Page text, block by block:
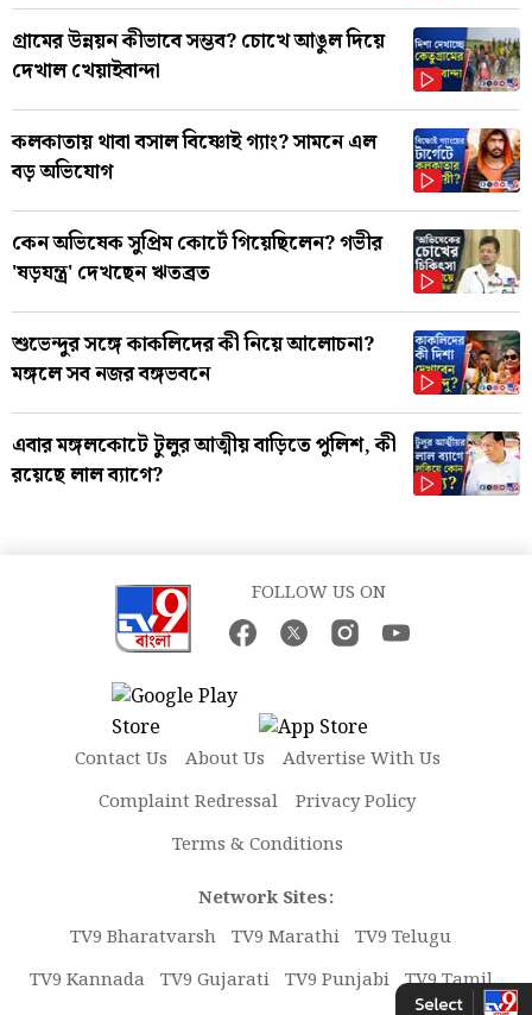
গ্রামের উন্নয়ন কীভাবে সম্ভব? চোখে আঙুল দিয়ে
দেখাল খেয়াইবান্দা
কলকাতায় থাবা বসাল বিষ্ণোই গ্যাং? সামনে এল
বড় অভিযোগ
কেন অভিষেক সুপ্রিম কোর্টে গিয়েছিলেন? গভীর
'ষড়যন্ত্র' দেখছেন ঋতব্রত
শুভেন্দুর সঙ্গে কাকলিদের কী নিয়ে আলোচনা?
মঙ্গলে সব নজর বঙ্গভবনে
এবার মঙ্গলকোটে টুলুর আত্মীয় বাড়িতে পুলিশ, কী
রয়েছে লাল ব্যাগে?
FOLLOW US ON
Contact Us About Us
Advertise With Us
Complaint Redressal
Privacy Policy
Terms & Conditions
Network Sites:
TV9 Bharatvarsh TV9 Marathi TV9 Telugu
TV9 Kannada TV9 Gujarati TV9 Punjabi TV9 Tamil